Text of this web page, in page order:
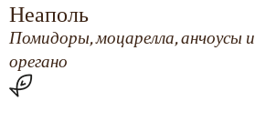
Неаполь
Помидоры, моцарелла, анчоусы и
орегано